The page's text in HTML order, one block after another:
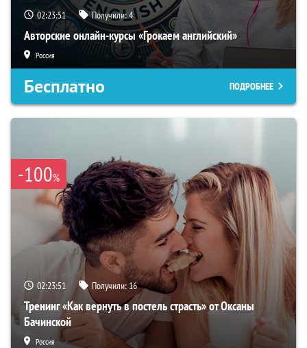
02:23:50 Получили:4
Авторские онлайн-курсы «Грокаем английский»
Россия
Бесплатно ПОДРОБНЕЕ
-100%
02:23:50 Получили:16
Тренинг «Как вернуть в постель страсть» от Оксаны
Бачинской
Россия